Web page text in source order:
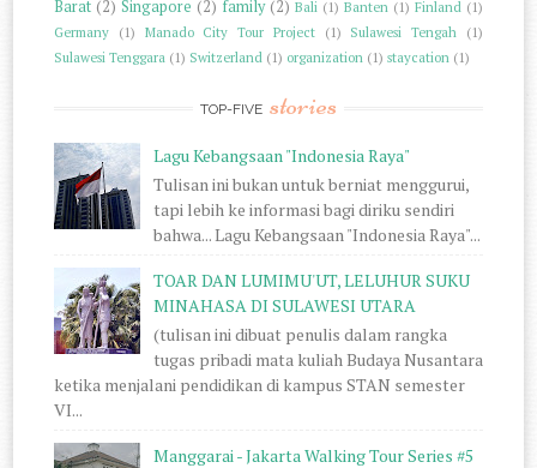
Barat (2) Singapore (2) family (2) Bali (1) Banten (1) Finland (1)
Germany (1) Manado City Tour Project (1) Sulawesi Tengah (1)
Sulawesi Tenggara (1) Switzerland (1) organization (1) staycation (1)
TOP-FIVE stories
Lagu Kebangsaan "Indonesia Raya"
Tulisan ini bukan untuk berniat menggurui,
tapi lebih ke informasi bagi diriku sendiri
bahwa... Lagu Kebangsaan "Indonesia Raya"...
TOAR DAN LUMIMU'UT, LELUHUR SUKU
MINAHASA DI SULAWESI UTARA
(tulisan ini dibuat penulis dalam rangka
tugas pribadi mata kuliah Budaya Nusantara
ketika menjalani pendidikan di kampus STAN semester
VI...
Manggarai - Jakarta Walking Tour Series #5